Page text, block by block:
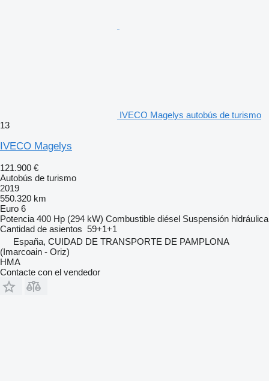
IVECO Magelys autobús de turismo
13
IVECO Magelys
121.900 €
Autobús de turismo
2019
550.320 km
Euro 6
Potencia 400 Hp (294 kW) Combustible diésel Suspensión hidráulica
Cantidad de asientos 59+1+1
España, CUIDAD DE TRANSPORTE DE PAMPLONA
(Imarcoain - Oriz)
HMA
Contacte con el vendedor